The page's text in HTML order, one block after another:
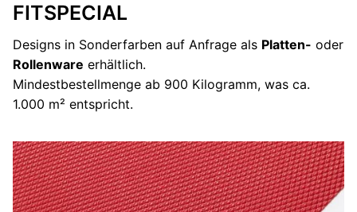
FITSPECIAL
Designs in Sonderfarben auf Anfrage als Platten- oder
Rollenware erhältlich.
Mindestbestellmenge ab 900 Kilogramm, was ca.
1.000 m² entspricht.